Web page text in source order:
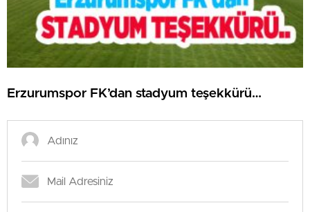
Erzurumspor FK’dan stadyum teşekkürü…